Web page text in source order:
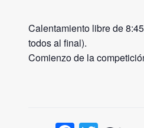
Calentamiento libre de
todos al final).
Comienzo de la